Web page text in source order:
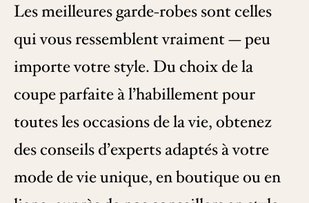
Les meilleures garde-robes sont celles
qui vous ressemblent vraiment — peu
importe votre style. Du choix de la
coupe parfaite à l’habillement pour
toutes les occasions de la vie, obtenez
des conseils d’experts adaptés à votre
mode de vie unique, en boutique ou en